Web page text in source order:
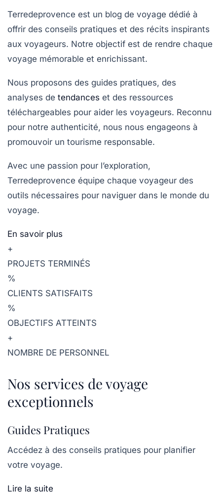
Terredeprovence est un blog de voyage dédié à
offrir des conseils pratiques et des récits inspirants
aux voyageurs. Notre objectif est de rendre chaque
voyage mémorable et enrichissant.
Nous proposons des guides pratiques, des
analyses de tendances et des ressources
téléchargeables pour aider les voyageurs. Reconnu
pour notre authenticité, nous nous engageons à
promouvoir un tourisme responsable.
Avec une passion pour l’exploration,
Terredeprovence équipe chaque voyageur des
outils nécessaires pour naviguer dans le monde du
voyage.
En savoir plus
+
PROJETS TERMINÉS
%
CLIENTS SATISFAITS
%
OBJECTIFS ATTEINTS
+
NOMBRE DE PERSONNEL
Nos services de voyage
exceptionnels
Guides Pratiques
Accédez à des conseils pratiques pour planifier
votre voyage.
Lire la suite